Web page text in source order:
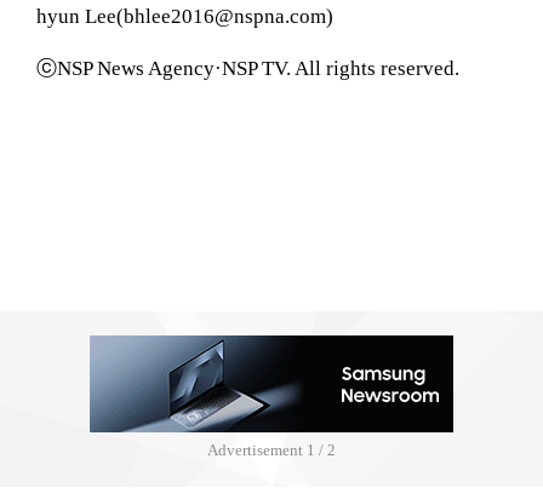
hyun Lee(bhlee2016@nspna.com)
ⓒNSP News Agency·NSP TV. All rights reserved.
Advertisement 1 / 2